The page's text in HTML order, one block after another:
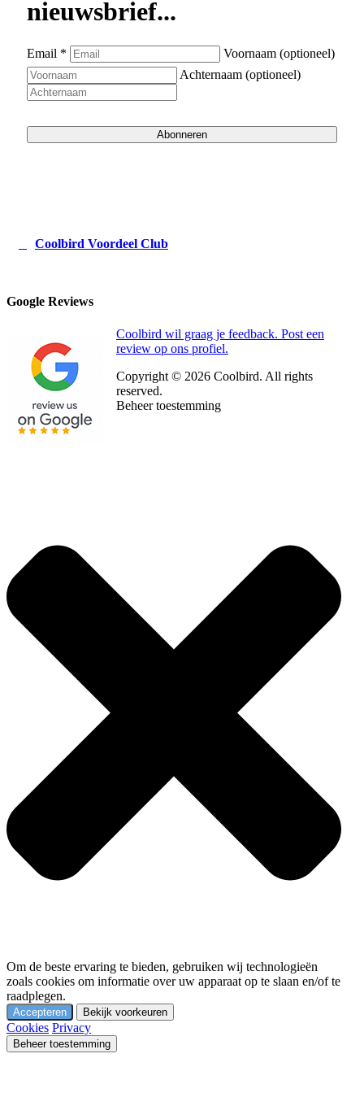
Tegen vlooien en mijten (2)
Tegen wespen en hoornaars(7)
OUTLET
nieuwsbrief...
Email *
Voornaam (optioneel)
Achternaam (optioneel)
Abonneren
Coolbird Voordeel Club
Google Reviews
Coolbird wil graag je feedback. Post een
review op ons profiel.
Copyright © 2026 Coolbird. All rights
reserved.
Beheer toestemming
Om de beste ervaring te bieden, gebruiken wij technologieën
zoals cookies om informatie over uw apparaat op te slaan en/of te
raadplegen.
Accepteren Bekijk voorkeuren
Cookies Privacy
Beheer toestemming